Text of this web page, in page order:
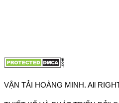
VẬN TẢI HOÀNG MINH. All